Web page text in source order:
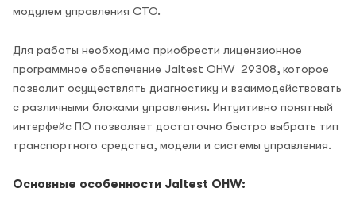
модулем управления СТО.
Для работы необходимо приобрести лицензионное
программное обеспечение Jaltest OHW 29308, которое
позволит осуществлять диагностику и взаимодействовать
с различными блоками управления. Интуитивно понятный
интерфейс ПО позволяет достаточно быстро выбрать тип
транспортного средства, модели и системы управления.
Основные особенности Jaltest OHW: